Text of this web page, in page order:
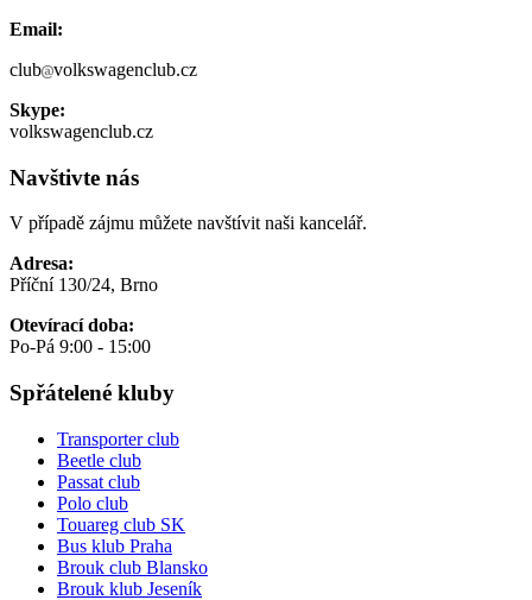
Email:
club volkswagenclub.cz
Skype:
volkswagenclub.cz
Navštivte nás
V případě zájmu můžete navštívit naši kancelář.
Adresa:
Příční 130/24, Brno
Otevírací doba:
Po-Pá 9:00 - 15:00
Spřátelené kluby
Transporter club
Beetle club
Passat club
Polo club
Touareg club SK
Bus klub Praha
Brouk club Blansko
Brouk klub Jeseník